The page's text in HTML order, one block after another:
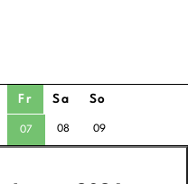
Fr Sa So
07 08 09